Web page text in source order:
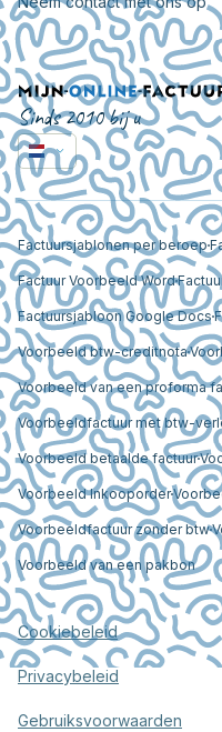
Sinds 2010 bij u
Factuursjablonen per beroep
Factuur Voorbeeld Word
Factuursjabloon Google Docs
Voorbeeld btw-creditnota
Voorbeeld van een proforma
Voorbeeldfactuur met btw-
Voorbeeld betaalde factuur
Voorbeeld Inkooporder
Voorbeeldfactuur zonder btw
Voorbeeld van een pakbon
Cookiebeleid
Privacybeleid
Gebruiksvoorwaarden